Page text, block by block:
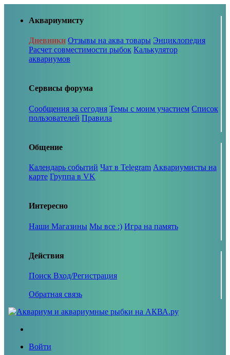
Аквариумисту
Дневники Отзывы на аква товары Энциклопедия
Расчет совместимости рыбок Калькулятор
аквариумов
Сервисы форума
Сообщения за сегодня Темы с моим участием Список
пользователей Правила
Общение
Календарь событий Чат в Telegram Аквариумисты на
карте Группа в VK
Интересно
Наши Магазины Мы все :) Игра на память
Действия
Поиск Вход/Регистрация
Обратная связь
Войти